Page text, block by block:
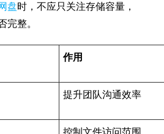
盘时，不应只关注存储容量，
完整。
作用
提升团队沟通效率